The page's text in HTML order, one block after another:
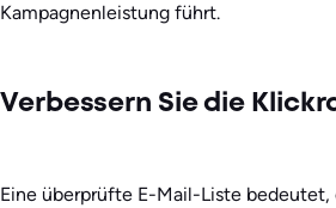
Kampagnenleistung führt.
Verbessern Sie die
Eine überprüfte E-Mail-Liste bedeutet,